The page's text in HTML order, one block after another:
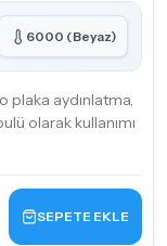
6000 (Beyaz)
plaka aydınlatma,
olarak kullanımı
SEPETE EKLE